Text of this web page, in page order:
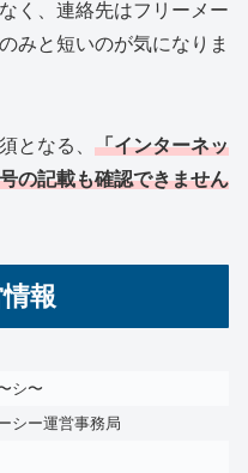
く、連絡先はフリーメー
みと短いのが気になりま
となる、 「インターネッ
の記載も確認できません
報
シ〜
シー運営事務局